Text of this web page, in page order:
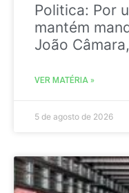
Politica: Por
mantém
João
VER MATÉRIA »
5 de agosto de 2026